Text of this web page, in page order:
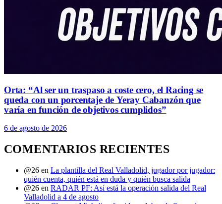
Orta: “Al ser un traspaso a coste cero, el Racing se
queda con un porcentaje de Yeray Cabanzón que
varía en función de objetivos cumplidos”
6 de agosto de 2026
COMENTARIOS RECIENTES
@26 en La plantilla del Real Valladolid, jugador por jugador:
quién cuenta, quién está en duda y quién busca salida
@26 en RADAR PF: Así está la operación salida del Real
Valladolid a 4 de agosto